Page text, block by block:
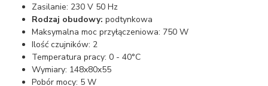
Zasilanie: 230 V 50 Hz
Rodzaj obudowy:podtynkowa
Maksymalna moc przyłączeniowa: 750 W
Ilość czujników: 2
Temperatura pracy: 0 - 40°C
Wymiary: 148x80x55
Pobór mocy: 5 W